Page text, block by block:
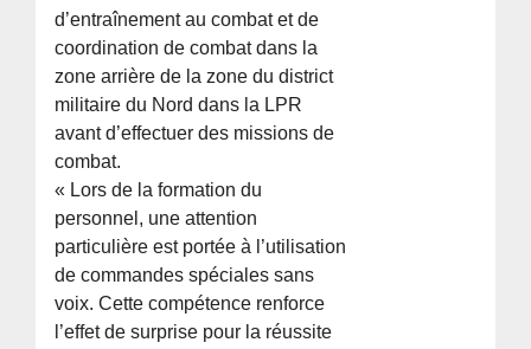
d’entraînement au combat et de
coordination de combat dans la
zone arrière de la zone du district
militaire du Nord dans la LPR
avant d’effectuer des missions de
combat.
« Lors de la formation du
personnel, une attention
particulière est portée à l’utilisation
de commandes spéciales sans
voix. Cette compétence renforce
l’effet de surprise pour la réussite